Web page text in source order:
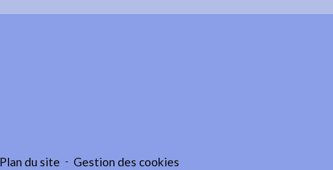
Plan du site - Gestion des cookies